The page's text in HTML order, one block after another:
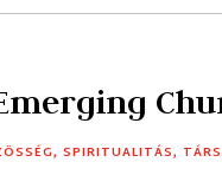
,SPIRITUALITÁS,